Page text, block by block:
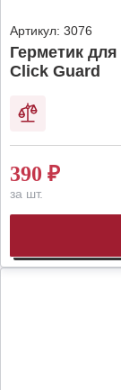
Артикул: 3076
Герметик
Click Guard
390 ₽
за шт.